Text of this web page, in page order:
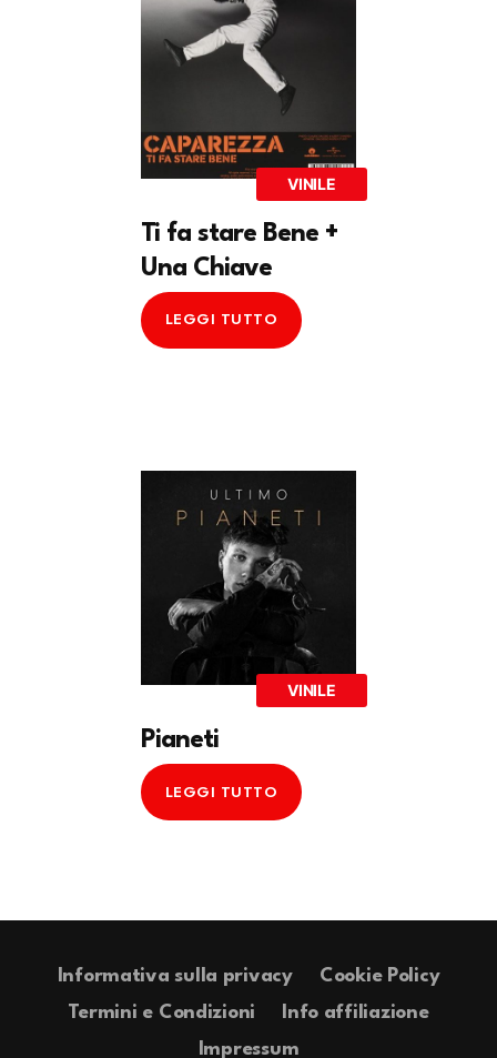
VINILE
Ti fa stare Bene +
Una Chiave
LEGGI TUTTO
VINILE
Pianeti
LEGGI TUTTO
Informativa sulla privacy
Cookie Policy
Termini e Condizioni
Info affiliazione
Impressum